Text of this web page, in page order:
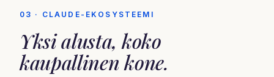
03 · CLAUDE-EKOSYSTEEMI
Yksi alusta, koko
kaupallinen kone.